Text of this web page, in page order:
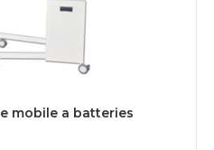
mobile a batteries